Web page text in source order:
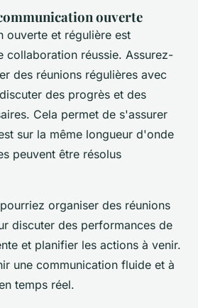
ouverte
ouverte et régulière est
collaboration réussie. Assurez-
des réunions régulières avec
des progrès et des
Cela permet de s'assurer
sur la même longueur d'onde
peuvent être résolus
organiser des réunions
discuter des performances de
et planifier les actions à venir.
une communication fluide et à
temps réel.